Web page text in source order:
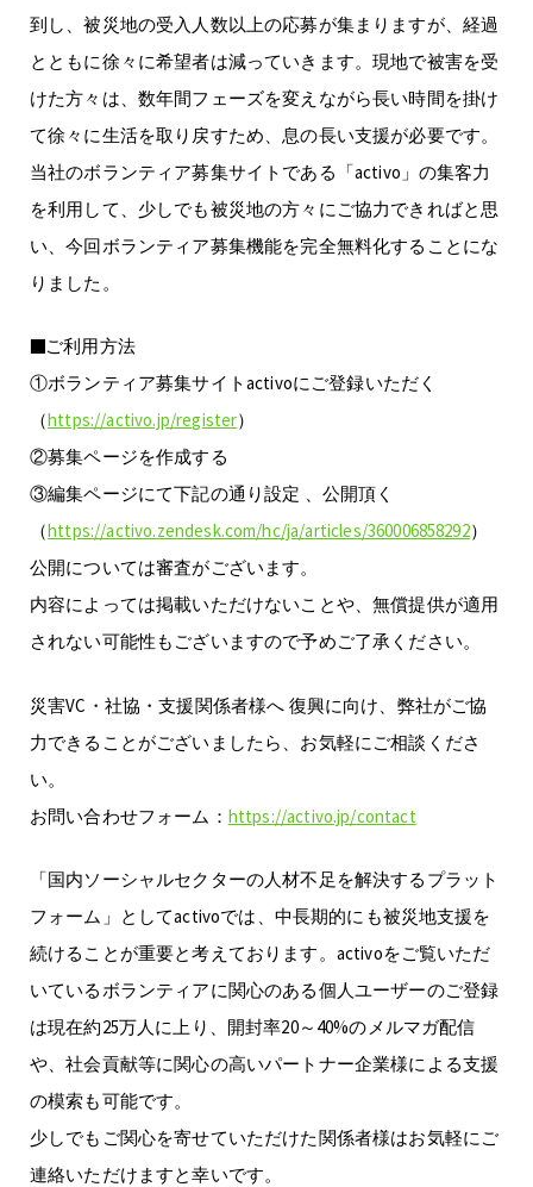
到し、被災地の受入人数以上の応募が集まりますが、経過
とともに徐々に希望者は減っていきます。現地で被害を受
けた方々は、数年間フェーズを変えながら長い時間を掛け
て徐々に生活を取り戻すため、息の長い支援が必要です。
当社のボランティア募集サイトである「activo」の集客力
を利用して、少しでも被災地の方々にご協力できればと思
い、今回ボランティア募集機能を完全無料化することにな
りました。
■ご利用方法
①ボランティア募集サイトactivoにご登録いただく
（https://activo.jp/register）
②募集ページを作成する
③編集ページにて下記の通り設定 、公開頂く
（https://activo.zendesk.com/hc/ja/articles/360006858292）
公開については審査がございます。
内容によっては掲載いただけないことや、無償提供が適用
されない可能性もございますので予めご了承ください。
災害VC・社協・支援関係者様へ 復興に向け、弊社がご協
力できることがございましたら、お気軽にご相談くださ
い。
お問い合わせフォーム： https://activo.jp/contact
「国内ソーシャルセクターの人材不足を解決するプラット
フォーム」としてactivoでは、中長期的にも被災地支援を
続けることが重要と考えております。activoをご覧いただ
いているボランティアに関心のある個人ユーザーのご登録
は現在約25万人に上り、開封率20～40%のメルマガ配信
や、社会貢献等に関心の高いパートナー企業様による支援
の模索も可能です。
少しでもご関心を寄せていただけた関係者様はお気軽にご
連絡いただけますと幸いです。